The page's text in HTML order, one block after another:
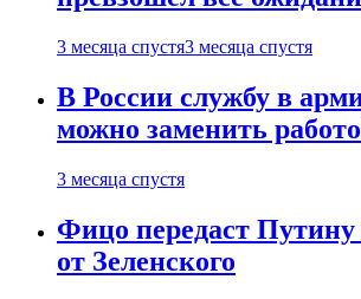
3 месяца спустя3 месяца спустя
В России службу в
можно заменить
3 месяца спустя
Фицо передаст Путину
от Зеленского